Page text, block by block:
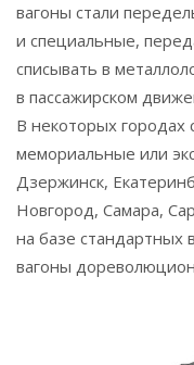
вагоны стали
и специальные,
списывать в
в пассажирском
В некоторых городах
мемориальные или
Дзержинск,
Новгород, Самара,
на базе стандартных
вагоны